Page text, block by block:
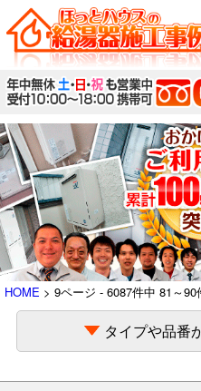
HOME > 9ページ - 6087件中 81～90
タイプや品番